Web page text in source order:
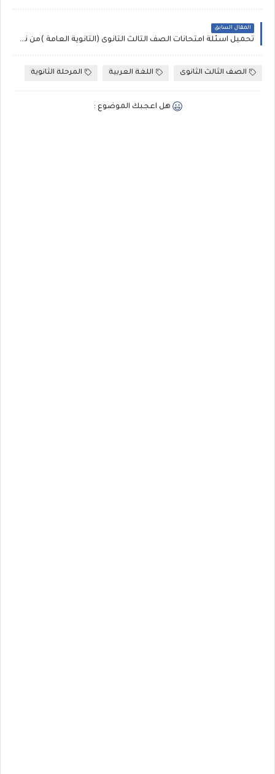
المقال السابق
تحميل اسئلة امتحانات الصف الثالث الثانوى (الثانوية العامة )من نص غربة وحنين | أ أحمد فتحي.
الصف الثالث الثانوى اللغة العربية المرحلة الثانوية
هل اعجبك الموضوع :